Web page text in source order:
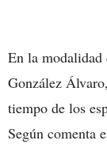
En la modalidad
González
tiempo de los
Según comenta